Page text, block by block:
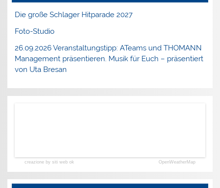
Die große Schlager Hitparade 2027
Foto-Studio
26.09.2026 Veranstaltungstipp: ATeams und THOMANN
Management präsentieren. Musik für Euch – präsentiert
von Uta Bresan
creazione by siti web ok OpenWeatherMap